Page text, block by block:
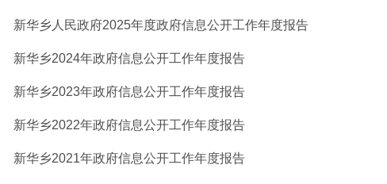
新华乡人民政府2025年度政府信息公开工作年度报告
新华乡2024年政府信息公开工作年度报告
新华乡2023年政府信息公开工作年度报告
新华乡2022年政府信息公开工作年度报告
新华乡2021年政府信息公开工作年度报告